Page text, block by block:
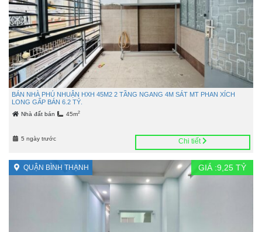
BÁN NHÀ PHÚ NHUẬN HXH 45M2 2 TẦNG NGANG 4M SÁT MT PHAN XÍCH
LONG GẤP BÁN 6.2 TỶ.
Nhà đất bán 45m2
5 ngày trước Chi tiết
QUẬN BÌNH THẠNH GIÁ :9,25 TỶ